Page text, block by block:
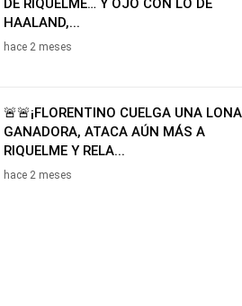
DE RIQUELME… Y OJO CON LO DE
HAALAND,...
hace 2 meses
🚨🚨¡FLORENTINO CUELGA UNA LONA
GANADORA, ATACA AÚN MÁS A
RIQUELME Y RELA...
hace 2 meses